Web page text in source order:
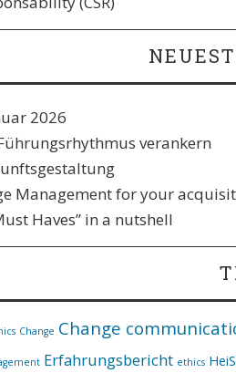
2026
verankern​
Management for your
Haves” in a nutshell
Change Change
Erfahrungsbericht ethics